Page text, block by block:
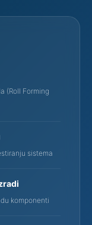
(Roll Forming
sistema
komponenti